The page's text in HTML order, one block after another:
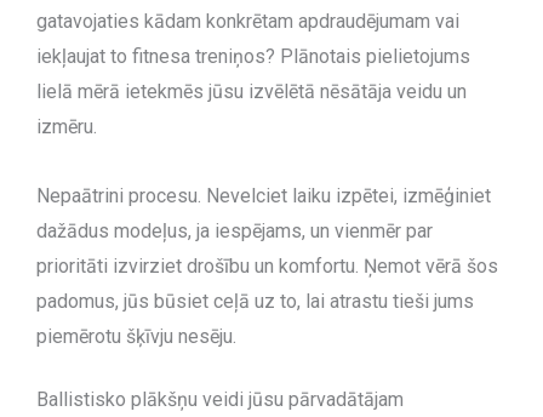
gatavojaties kādam konkrētam apdraudējumam vai
iekļaujat to fitnesa treniņos? Plānotais pielietojums
lielā mērā ietekmēs jūsu izvēlētā nēsātāja veidu un
izmēru.
Nepaātrini procesu. Nevelciet laiku izpētei, izmēģiniet
dažādus modeļus, ja iespējams, un vienmēr par
prioritāti izvirziet drošību un komfortu. Ņemot vērā šos
padomus, jūs būsiet ceļā uz to, lai atrastu tieši jums
piemērotu šķīvju nesēju.
Ballistisko plākšņu veidi jūsu pārvadātājam